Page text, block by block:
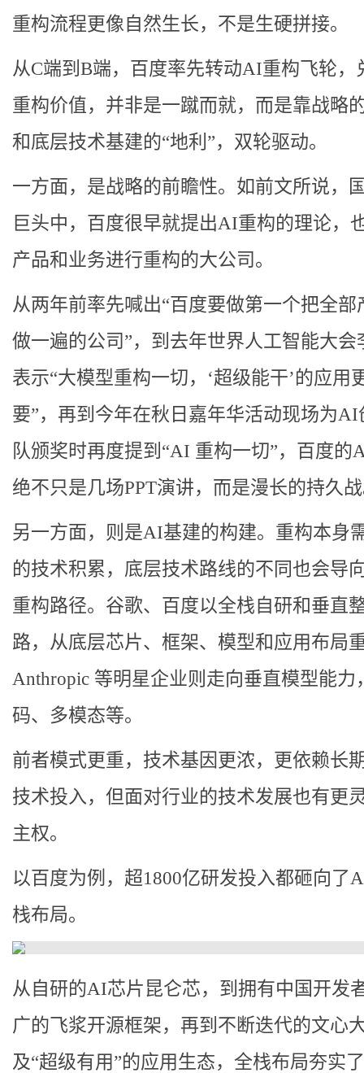
重构流程更像自然生长，不是生硬拼接。
从C端到B端，百度率先转动AI重构飞轮，
重构价值，并非是一蹴而就，而是靠战略
和底层技术基建的“地利”，双轮驱动。
一方面，是战略的前瞻性。如前文所说，
巨头中，百度很早就提出AI重构的理论，
产品和业务进行重构的大公司。
从两年前率先喊出“百度要做第一个把全部
做一遍的公司”，到去年世界人工智能大会
表示“大模型重构一切，‘超级能干’的应用
要”，再到今年在秋日嘉年华活动现场为AI
队颁奖时再度提到“AI 重构一切”，百度的
绝不只是几场PPT演讲，而是漫长的持久
另一方面，则是AI基建的构建。重构本身
的技术积累，底层技术路线的不同也会导
重构路径。谷歌、百度以全栈自研和垂直
路，从底层芯片、框架、模型和应用布局
Anthropic 等明星企业则走向垂直模型能力
码、多模态等。
前者模式更重，技术基因更浓，更依赖长
技术投入，但面对行业的技术发展也有更
主权。
以百度为例，超1800亿研发投入都砸向了
栈布局。
从自研的AI芯片昆仑芯，到拥有中国开发
广的飞浆开源框架，再到不断迭代的文心
及“超级有用”的应用生态，全栈布局夯实